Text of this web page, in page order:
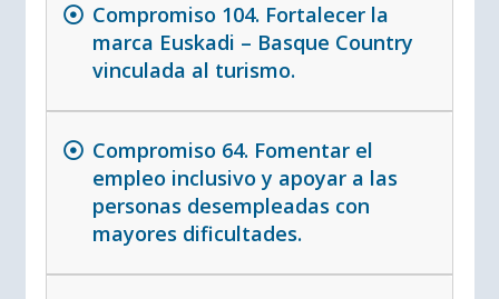
Compromiso 104. Fortalecer la
marca Euskadi – Basque Country
vinculada al turismo.
Compromiso 64. Fomentar el
empleo inclusivo y apoyar a las
personas desempleadas con
mayores dificultades.